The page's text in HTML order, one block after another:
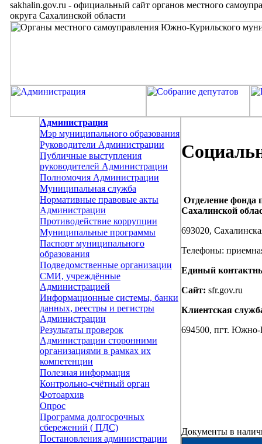
sakhalin.gov.ru - официальный сайт органов местного
округа Сахалинской области
Администрация
Мэр муниципального образования
Руководители Администрации
Публичные выступления
руководителей Администрации
Полномочия Администрации
Муниципальная служба
Нормативные правовые акты
Администрации
Противодействие коррупции
Муниципальные программы
Паспорт муниципального
образования
Подведомственные организации
СМИ, учреждённые
Администрацией
Информационные системы, банки
данных, реестры и регистры
Администрации
Результаты проверок
Администрации сторонними
организациями в рамках их
компетенции
Полезная информация
Контрольно-счётный орган
Фотоархив
Опрос
Программа долгосрочных
сбережений ( ПДС)
Постановления администрации
Отделение фонда
Сахалинской
693020,
Телефоны:
Единый
Сайт: sfr.gov.ru
Клиентская
694500, пгт. Южно-
Документы в